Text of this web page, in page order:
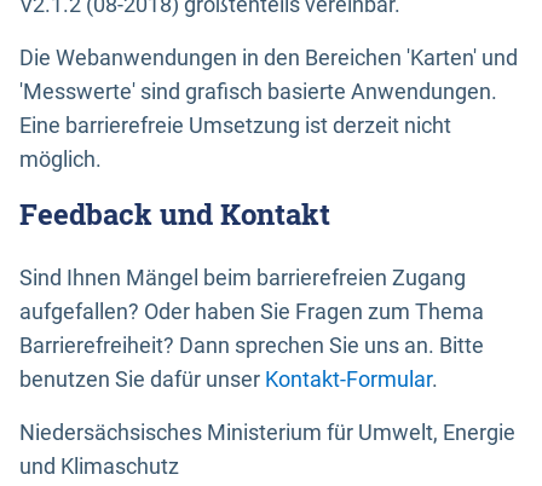
Die Webanwendungen in den Bereichen 'Karten' und
'Messwerte' sind grafisch basierte Anwendungen.
Eine barrierefreie Umsetzung ist derzeit nicht
möglich.
Feedback und Kontakt
Sind Ihnen Mängel beim barrierefreien Zugang
aufgefallen? Oder haben Sie Fragen zum Thema
Barrierefreiheit? Dann sprechen Sie uns an. Bitte
benutzen Sie dafür unser Kontakt-Formular.
Niedersächsisches Ministerium für Umwelt, Energie
und Klimaschutz